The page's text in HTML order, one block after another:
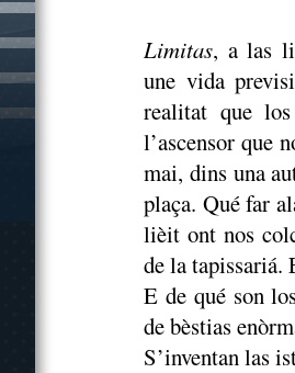
Limitas, a las
une vida
realitat que
l’ascensor que
mai, dins una
plaça. Qué far
lièit ont nos
de la tapissariá.
E de qué son
de bèstias
S’inventan las